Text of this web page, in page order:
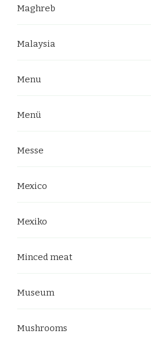
Maghreb
Malaysia
Menu
Menü
Messe
Mexico
Mexiko
Minced meat
Museum
Mushrooms